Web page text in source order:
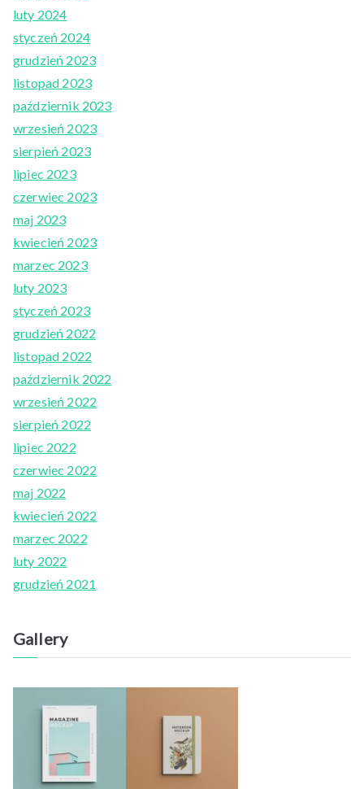
luty 2024
styczeń 2024
grudzień 2023
listopad 2023
październik 2023
wrzesień 2023
sierpień 2023
lipiec 2023
czerwiec 2023
maj 2023
kwiecień 2023
marzec 2023
luty 2023
styczeń 2023
grudzień 2022
listopad 2022
październik 2022
wrzesień 2022
sierpień 2022
lipiec 2022
czerwiec 2022
maj 2022
kwiecień 2022
marzec 2022
luty 2022
grudzień 2021
Gallery